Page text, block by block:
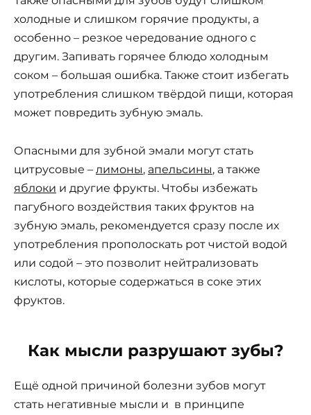
холодные и слишком горячие продукты, а
особенно – резкое чередование одного с
другим. Запивать горячее блюдо холодным
соком – большая ошибка. Также стоит избегать
употребления слишком твёрдой пищи, которая
может повредить зубную эмаль.
Опасными для зубной эмали могут стать
цитрусовые – лимоны, апельсины, а также
яблоки и другие фрукты. Чтобы избежать
пагубного воздействия таких фруктов на
зубную эмаль, рекомендуется сразу после их
употребления прополоскать рот чистой водой
или содой – это позволит нейтрализовать
кислоты, которые содержаться в соке этих
фруктов.
Как мысли разрушают зубы?
Ещё одной причиной болезни зубов могут
стать негативные мысли и в принципе